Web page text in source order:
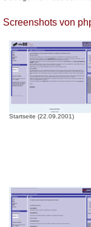
Screenshots von
Startseite (22.09.2001)